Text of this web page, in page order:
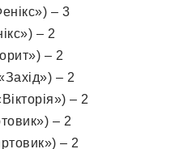
– 3
– 2
– 2
– 2
– 2
– 2
– 2